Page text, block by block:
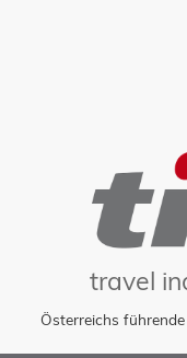
travel
Österreichs